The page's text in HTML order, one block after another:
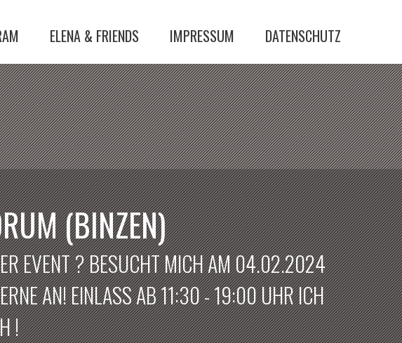
ELENA & FRIENDS IMPRESSUM DATENSCHUTZ
(BINZEN)
EVENT ? BESUCHT MICH AM 04.02.2024
AN! EINLASS AB 11:30 - 19:00 UHR ICH
!